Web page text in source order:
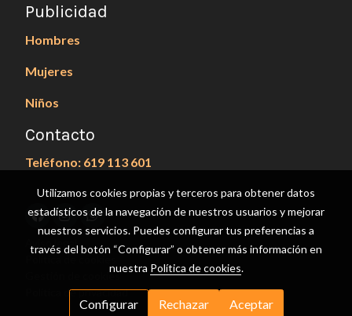
Publicidad
Hombres
Mujeres
Niños
Contacto
Teléfono: 619 113 601
Aviso legal
Gestión de cookies
Política de privacidad
Utilizamos cookies propias y terceros para obtener datos
estadísticos de la navegación de nuestros usuarios y mejorar
nuestros servicios. Puedes configurar tus preferencias a
través del botón “Configurar” o obtener más información en
nuestra Política de cookies.
Configurar Rechazar Aceptar